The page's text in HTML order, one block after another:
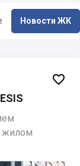
Новости ЖК
жилом
